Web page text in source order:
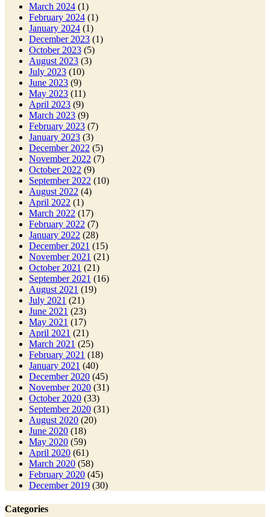
March 2024 (1)
February 2024 (1)
January 2024 (1)
December 2023 (1)
October 2023 (5)
August 2023 (3)
July 2023 (10)
June 2023 (9)
May 2023 (11)
April 2023 (9)
March 2023 (9)
February 2023 (7)
January 2023 (3)
December 2022 (5)
November 2022 (7)
October 2022 (9)
September 2022 (10)
August 2022 (4)
April 2022 (1)
March 2022 (17)
February 2022 (7)
January 2022 (28)
December 2021 (15)
November 2021 (21)
October 2021 (21)
September 2021 (16)
August 2021 (19)
July 2021 (21)
June 2021 (23)
May 2021 (17)
April 2021 (21)
March 2021 (25)
February 2021 (18)
January 2021 (40)
December 2020 (45)
November 2020 (31)
October 2020 (33)
September 2020 (31)
August 2020 (20)
June 2020 (18)
May 2020 (59)
April 2020 (61)
March 2020 (58)
February 2020 (45)
December 2019 (30)
Categories